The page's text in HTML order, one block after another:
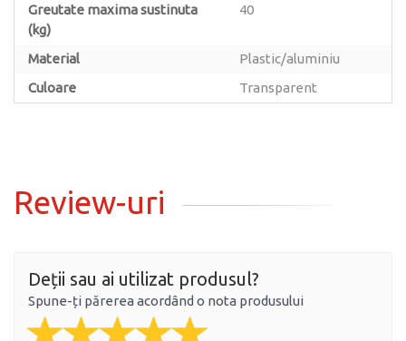
Greutate maxima sustinuta
(kg)
40
Material
Plastic/aluminiu
Culoare
Transparent
Review-uri
Deții sau ai utilizat produsul?
Spune-ți părerea acordând o nota produsului